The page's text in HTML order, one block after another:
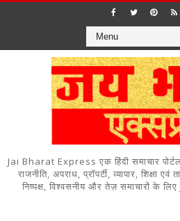
Jai Bharat Express एक हिंदी समाचार
राजनीति, अपराध, प्रॉपर्टी, व्यापार, शिक्षा
निष्पक्ष, विश्वसनीय और तेज़ समाचारों के